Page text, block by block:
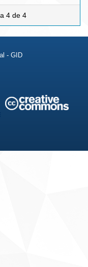
4 de 4
- GID